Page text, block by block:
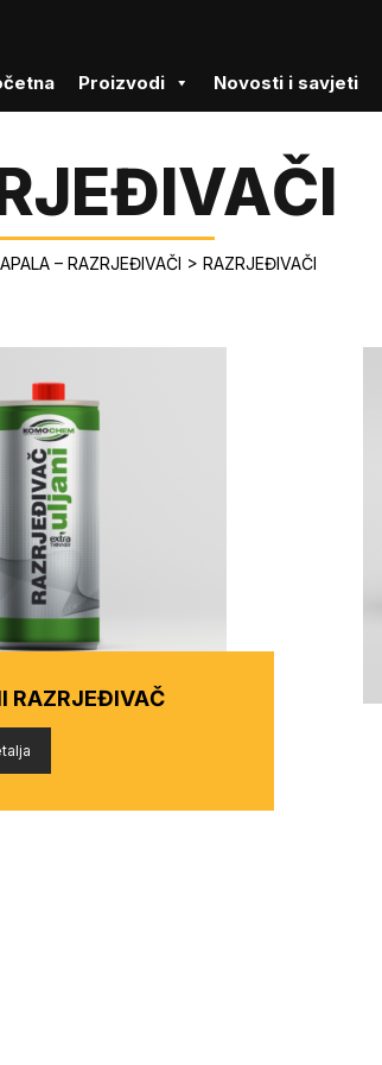
Proizvodi Novosti i savjeti
– RAZRJEĐIVAČI > RAZRJEĐIVAČI
RAZRJEĐIVAČ